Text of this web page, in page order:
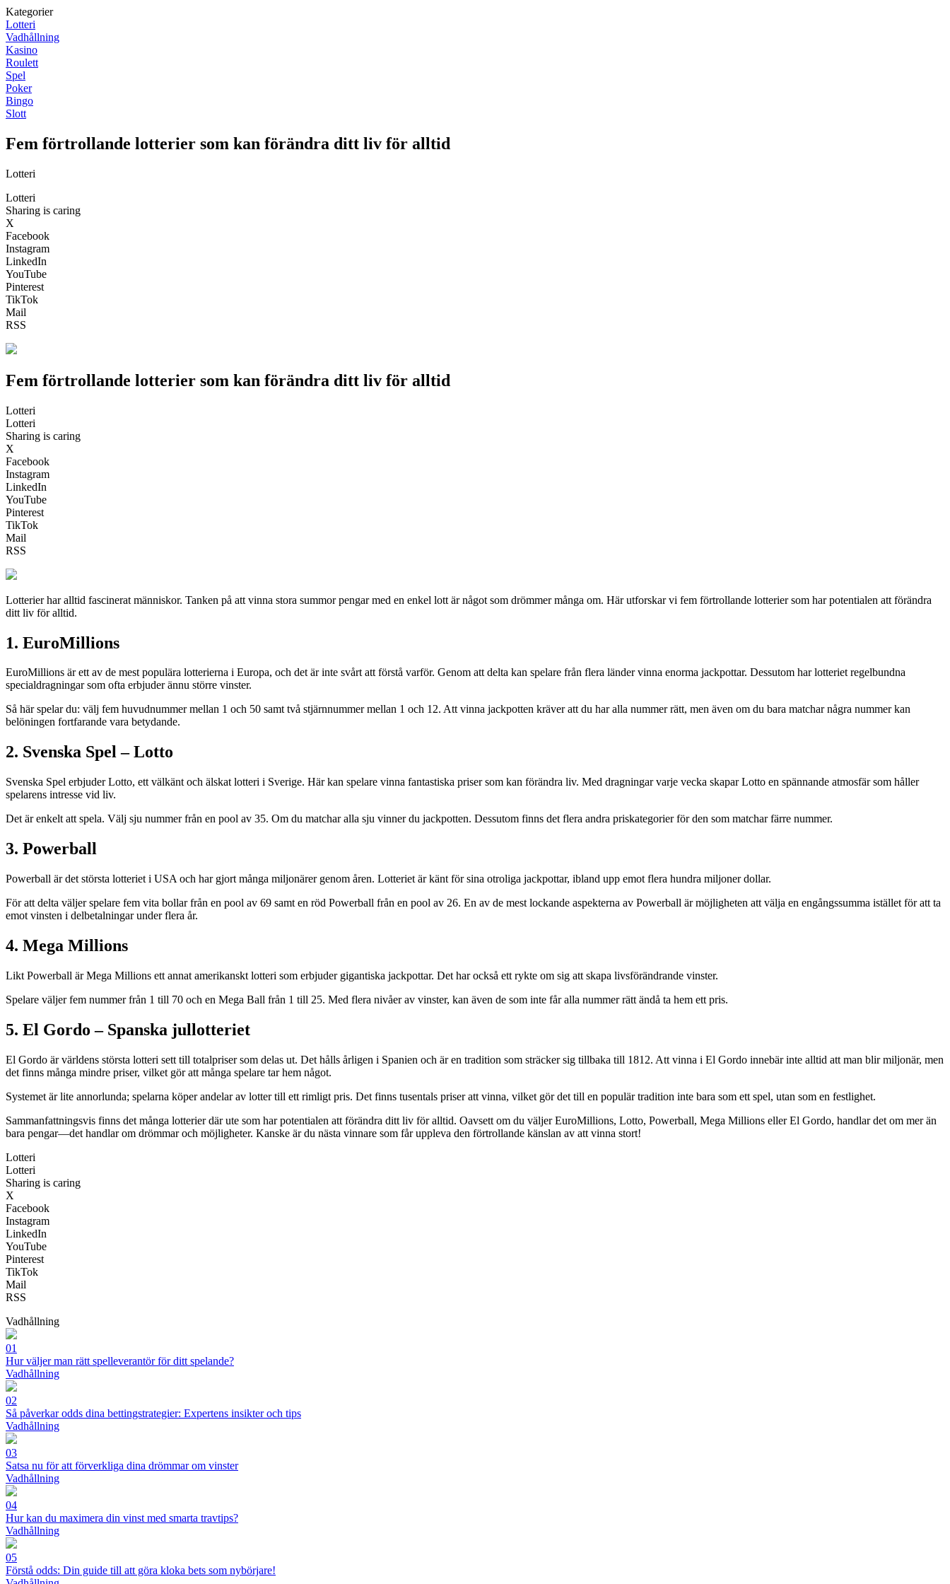
Kategorier
Lotteri
Vadhållning
Kasino
Roulett
Spel
Poker
Bingo
Slott
Fem förtrollande lotterier som kan förändra ditt liv för alltid
Lotteri
Lotteri
Sharing is caring
X
Facebook
Instagram
LinkedIn
YouTube
Pinterest
TikTok
Mail
RSS
Fem förtrollande lotterier som kan förändra ditt liv för alltid
Lotteri
Lotteri
Sharing is caring
X
Facebook
Instagram
LinkedIn
YouTube
Pinterest
TikTok
Mail
RSS
Lotterier har alltid fascinerat människor. Tanken på att vinna stora summor pengar med en enkel lott är något som drömmer många om. Här utforskar vi fem förtrollande lotterier som har potentialen att förändra
ditt liv för alltid.
1. EuroMillions
EuroMillions är ett av de mest populära lotterierna i Europa, och det är inte svårt att förstå varför. Genom att delta kan spelare från flera länder vinna enorma jackpottar. Dessutom har lotteriet regelbundna
specialdragningar som ofta erbjuder ännu större vinster.
Så här spelar du: välj fem huvudnummer mellan 1 och 50 samt två stjärnnummer mellan 1 och 12. Att vinna jackpotten kräver att du har alla nummer rätt, men även om du bara matchar några nummer kan
belöningen fortfarande vara betydande.
2. Svenska Spel – Lotto
Svenska Spel erbjuder Lotto, ett välkänt och älskat lotteri i Sverige. Här kan spelare vinna fantastiska priser som kan förändra liv. Med dragningar varje vecka skapar Lotto en spännande atmosfär som håller
spelarens intresse vid liv.
Det är enkelt att spela. Välj sju nummer från en pool av 35. Om du matchar alla sju vinner du jackpotten. Dessutom finns det flera andra priskategorier för den som matchar färre nummer.
3. Powerball
Powerball är det största lotteriet i USA och har gjort många miljonärer genom åren. Lotteriet är känt för sina otroliga jackpottar, ibland upp emot flera hundra miljoner dollar.
För att delta väljer spelare fem vita bollar från en pool av 69 samt en röd Powerball från en pool av 26. En av de mest lockande aspekterna av Powerball är möjligheten att välja en engångssumma istället för att ta
emot vinsten i delbetalningar under flera år.
4. Mega Millions
Likt Powerball är Mega Millions ett annat amerikanskt lotteri som erbjuder gigantiska jackpottar. Det har också ett rykte om sig att skapa livsförändrande vinster.
Spelare väljer fem nummer från 1 till 70 och en Mega Ball från 1 till 25. Med flera nivåer av vinster, kan även de som inte får alla nummer rätt ändå ta hem ett pris.
5. El Gordo – Spanska jullotteriet
El Gordo är världens största lotteri sett till totalpriser som delas ut. Det hålls årligen i Spanien och är en tradition som sträcker sig tillbaka till 1812. Att vinna i El Gordo innebär inte alltid att man blir miljonär, men
det finns många mindre priser, vilket gör att många spelare tar hem något.
Systemet är lite annorlunda; spelarna köper andelar av lotter till ett rimligt pris. Det finns tusentals priser att vinna, vilket gör det till en populär tradition inte bara som ett spel, utan som en festlighet.
Sammanfattningsvis finns det många lotterier där ute som har potentialen att förändra ditt liv för alltid. Oavsett om du väljer EuroMillions, Lotto, Powerball, Mega Millions eller El Gordo, handlar det om mer än
bara pengar—det handlar om drömmar och möjligheter. Kanske är du nästa vinnare som får uppleva den förtrollande känslan av att vinna stort!
Lotteri
Lotteri
Sharing is caring
X
Facebook
Instagram
LinkedIn
YouTube
Pinterest
TikTok
Mail
RSS
Vadhållning
01
Hur väljer man rätt spelleverantör för ditt spelande?
Vadhållning
02
Så påverkar odds dina bettingstrategier: Expertens insikter och tips
Vadhållning
03
Satsa nu för att förverkliga dina drömmar om vinster
Vadhållning
04
Hur kan du maximera din vinst med smarta travtips?
Vadhållning
05
Förstå odds: Din guide till att göra kloka bets som nybörjare!